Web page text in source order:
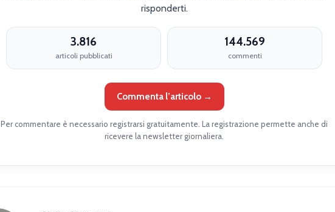
risponderti.
3.816
articoli pubblicati
144.569
commenti
Commenta l’articolo →
Per commentare è necessario registrarsi gratuitamente. La registrazione permette anche di
ricevere la newsletter giornaliera.